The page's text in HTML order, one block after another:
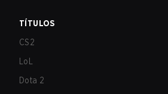
TÍTULOS
CS2
LoL
Dota 2